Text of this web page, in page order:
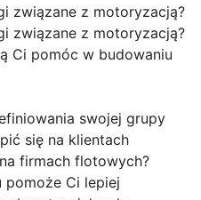
związane z motoryzacją?
związane z motoryzacją?
Ci pomóc w budowaniu
swojej grupy
się na klientach
firmach flotowych?
pomoże Ci lepiej